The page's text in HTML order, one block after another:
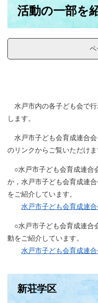
活動の一部を
ペ
水戸市内の各子ども会で
します。
水戸市子ども会育成連合
のリンクからご覧いただけま
○水戸市子ども会育成連合
か，水戸市子ども会育成連
をご紹介しています。
水戸市子ども会育成連
○水戸市子ども会育成連合
動をご紹介しています。
水戸市子ども会育成連
新荘学区